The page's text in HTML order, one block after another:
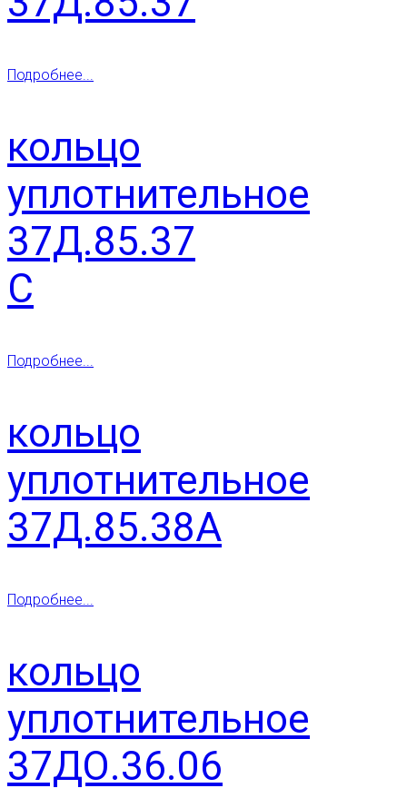
Подробнее...
кольцо
уплотнительное
37Д.85.37
С
Подробнее...
кольцо
уплотнительное
37Д.85.38А
Подробнее...
кольцо
уплотнительное
37ДО.36.06